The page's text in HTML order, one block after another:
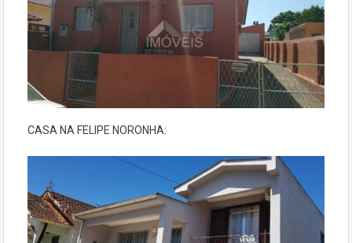
CASA NA FELIPE NORONHA: